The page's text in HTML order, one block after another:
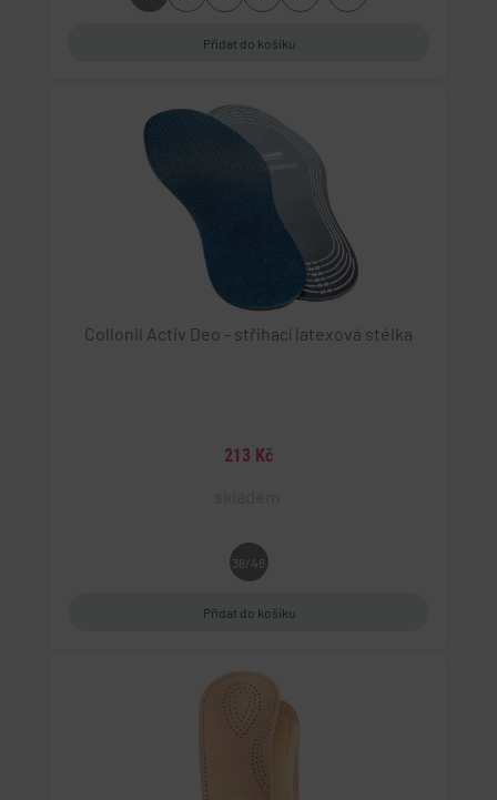
Collonil Activ Deo - střihací latexová stélka
213 Kč
36/46